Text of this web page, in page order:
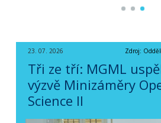
23. 07. 2026 Zdroj:
Tři ze tří: MGML
výzvě Minizáměry
Science II